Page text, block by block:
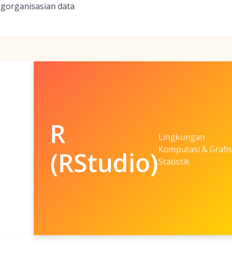
data
R
(RStudio)
Lingkungan
Komputasi & Grafis
Statistik